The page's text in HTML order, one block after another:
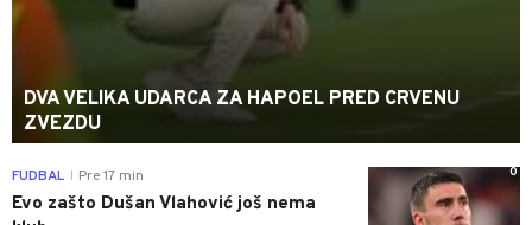
DVA VELIKA UDARCA ZA HAPOEL PRED CRVENU
ZVEZDU
0
FUDBAL Pre 17 min
Evo zašto Dušan Vlahović još nema